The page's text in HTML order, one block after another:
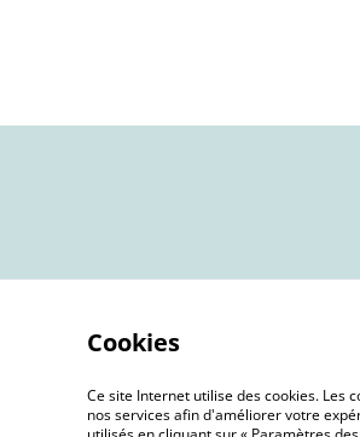
Cookies
Ce site Internet utilise des cookies. Les
nos services afin d'améliorer votre